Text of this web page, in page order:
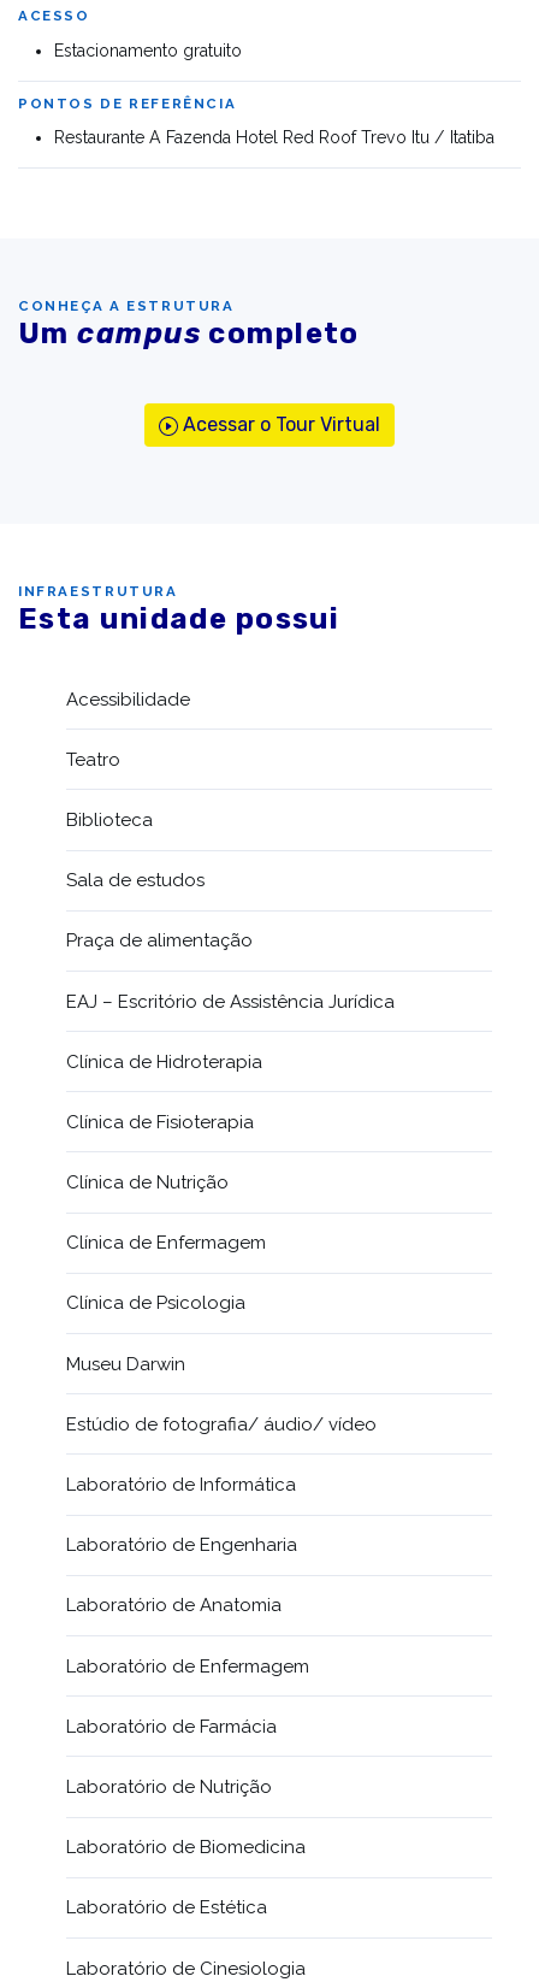
ACESSO
Estacionamento gratuito
PONTOS DE REFERÊNCIA
Restaurante A Fazenda Hotel Red Roof Trevo Itu / Itatiba
CONHEÇA A ESTRUTURA
Umcampus completo
Acessar o Tour Virtual
INFRAESTRUTURA
Esta unidade possui
Acessibilidade
Teatro
Biblioteca
Sala de estudos
Praça de alimentação
EAJ – Escritório de Assistência Jurídica
Clínica de Hidroterapia
Clínica de Fisioterapia
Clínica de Nutrição
Clínica de Enfermagem
Clínica de Psicologia
Museu Darwin
Estúdio de fotografia/ áudio/ vídeo
Laboratório de Informática
Laboratório de Engenharia
Laboratório de Anatomia
Laboratório de Enfermagem
Laboratório de Farmácia
Laboratório de Nutrição
Laboratório de Biomedicina
Laboratório de Estética
Laboratório de Cinesiologia